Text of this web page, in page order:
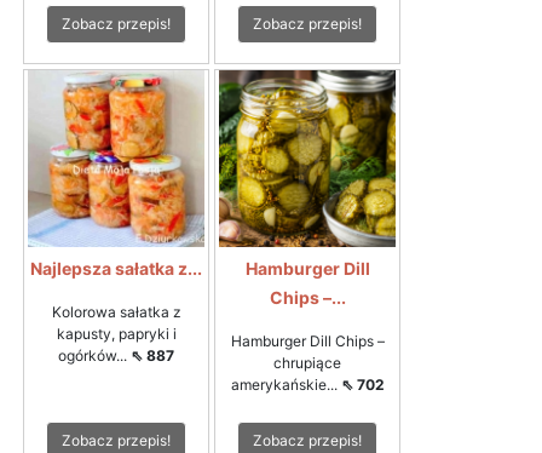
Zobacz przepis!
Zobacz przepis!
Najlepsza sałatka z...
Kolorowa sałatka z
kapusty, papryki i
ogórków... ⇖ 887
Zobacz przepis!
Hamburger Dill
Chips –...
Hamburger Dill Chips –
chrupiące
amerykańskie... ⇖ 702
Zobacz przepis!